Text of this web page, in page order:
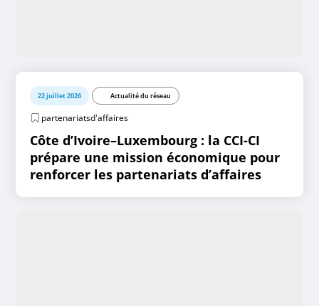
22 juillet 2026 Actualité du réseau
partenariatsd'affaires
Côte d’Ivoire–Luxembourg : la CCI-CI
prépare une mission économique pour
renforcer les partenariats d’affaires